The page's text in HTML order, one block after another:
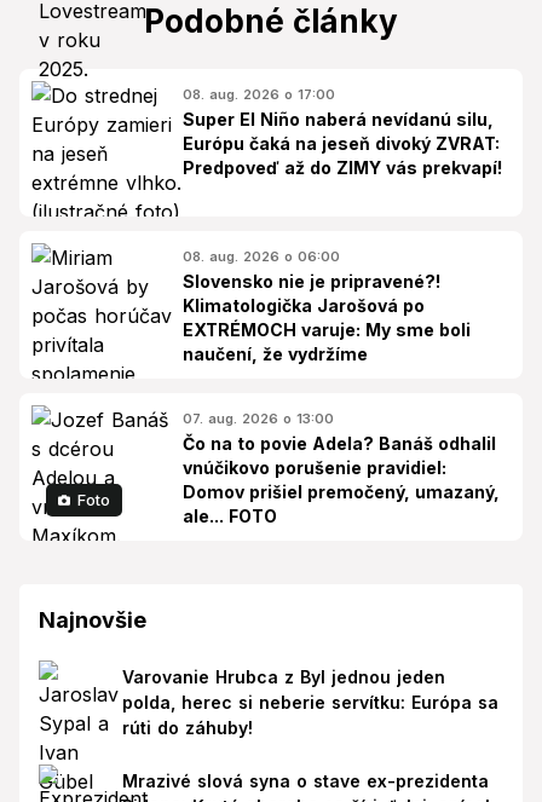
Podobné články
08. aug. 2026 o 17:00
Super El Niño naberá nevídanú silu,
Európu čaká na jeseň divoký ZVRAT:
Predpoveď až do ZIMY vás prekvapí!
08. aug. 2026 o 06:00
Slovensko nie je pripravené?!
Klimatologička Jarošová po
EXTRÉMOCH varuje: My sme boli
naučení, že vydržíme
Foto
07. aug. 2026 o 13:00
Čo na to povie Adela? Banáš odhalil
vnúčikovo porušenie pravidiel:
Domov prišiel premočený, umazaný,
ale... FOTO
Najnovšie
Varovanie Hrubca z Byl jednou jeden
polda, herec si neberie servítku: Európa sa
rúti do záhuby!
Mrazivé slová syna o stave ex-prezidenta